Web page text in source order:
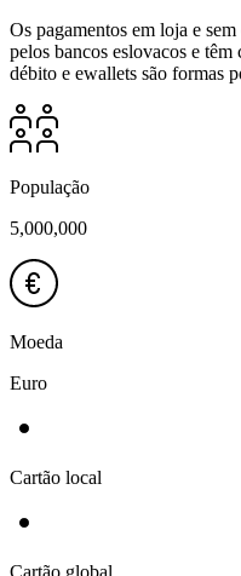
Os pagamentos em loja e
pelos bancos eslovacos e
débito e ewallets são formas
População
5,000,000
Moeda
Euro
Cartão local
Cartão global